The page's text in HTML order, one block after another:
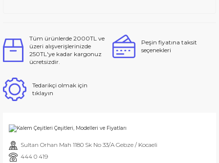
Tüm ürünlerde 2000TL ve
üzeri alışverişlerinizde
250TL'ye kadar kargonuz
ücretsizdir.
Peşin fiyatına taksit
seçenekleri
Tedarikçi olmak için
tıklayın
Sultan Orhan Mah 1180 Sk No 33/A Gebze / Kocaeli
444 0 419